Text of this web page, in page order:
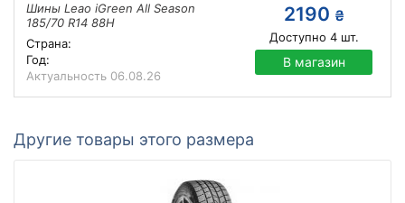
Шины Leao iGreen All Season
185/70 R14 88H
Страна:
Год:
Актуальность 06.08.26
2190 ₴
Доступно 4шт.
В магазин
Другие товары этого размера